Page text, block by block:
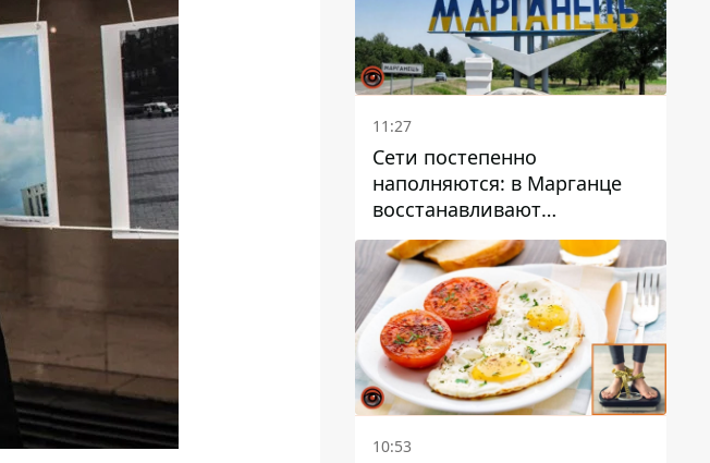
11:27
Сети постепенно
наполняются: в Марганце
восстанавливают
водоснабжение
10:53